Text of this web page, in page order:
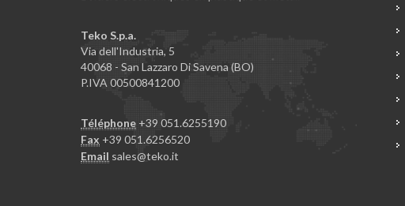
Teko S.p.a.
Via dell'Industria, 5
40068 - San Lazzaro Di Savena (BO)
P.IVA 00500841200
Téléphone +39 051.6255190
Fax +39 051.6256520
Email sales@teko.it